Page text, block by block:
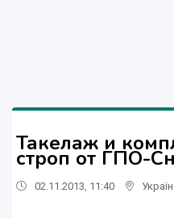
Такелаж и
строп от ГПО-
02.11.2013, 11:40